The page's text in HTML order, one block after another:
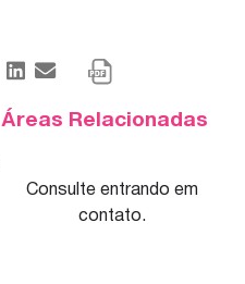
Áreas Relacionadas
Consulte entrando em
contato.